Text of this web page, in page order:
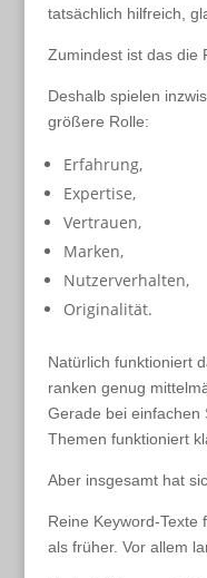
tatsächlich hilfreich,
Zumindest ist das die
Deshalb spielen
größere Rolle:
Erfahrung,
Expertise,
Vertrauen,
Marken,
Nutzerverhalten,
Originalität.
Natürlich funktioniert
ranken genug
Gerade bei einfachen
Themen funktioniert
Aber insgesamt hat
Reine Keyword-Texte
als früher. Vor allem